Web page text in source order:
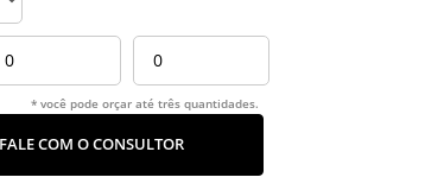
* você pode orçar até três quantidades.
COM O CONSULTOR